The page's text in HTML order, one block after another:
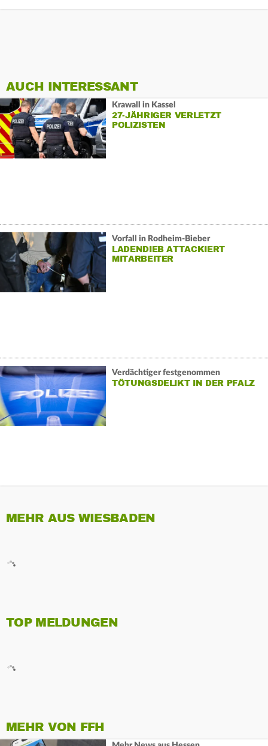
AUCH INTERESSANT
Krawall in Kassel
27-JÄHRIGER VERLETZT
POLIZISTEN
Vorfall in Rodheim-Bieber
LADENDIEB ATTACKIERT
MITARBEITER
Verdächtiger festgenommen
TÖTUNGSDELIKT IN DER PFALZ
MEHR AUS WIESBADEN
TOP MELDUNGEN
MEHR VON FFH